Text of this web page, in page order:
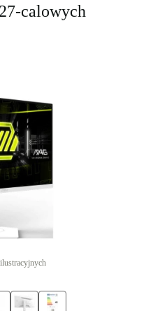
calowych